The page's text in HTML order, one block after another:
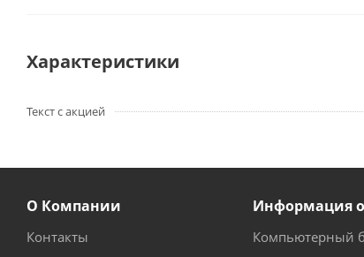
Характеристики
Текст с акцией
О Компании
Контакты
Информация
Компьютерный